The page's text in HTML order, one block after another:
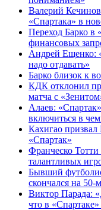
Валерий
«Спартака» в
Переход Барко в
финансовых
Андрей Ещенко:
надо отдавать»
Барко близок к
КДК отклонил
матча с
Алаев:
включиться в
Кахигао призвал
«Спартак»
Франческо
талантливых
Бывший
скончался на
Виктор Парада:
что в